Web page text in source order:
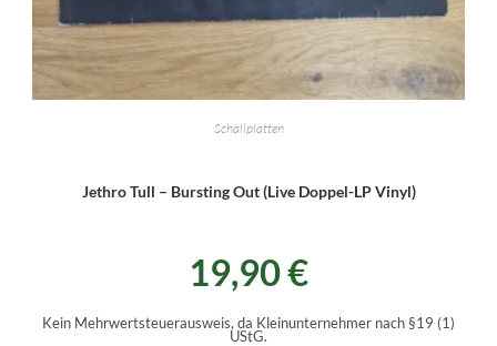
Schallplatten
Jethro Tull – Bursting Out (Live Doppel-LP Vinyl)
19,90€
Kein Mehrwertsteuerausweis, da Kleinunternehmer nach §19 (1)
UStG.